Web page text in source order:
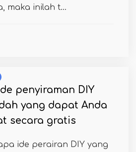
maka inilah t...
penyiraman DIY
yang dapat Anda
secara gratis
ide perairan DIY yang